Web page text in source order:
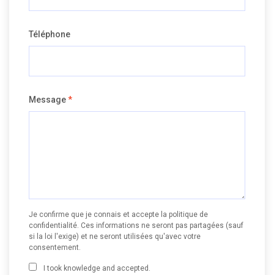
Téléphone
Message*
Je confirme que je connais et accepte la politique de
confidentialité. Ces informations ne seront pas partagées (sauf
si la loi l'exige) et ne seront utilisées qu'avec votre
consentement.
I took knowledge and accepted.